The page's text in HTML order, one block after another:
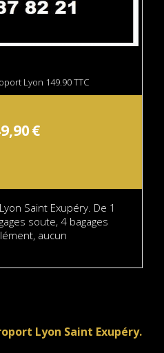
Lyon 149.90 TTC
€
Saint Exupéry. De 1
soute, 4 bagages
aucun
Lyon Saint Exupéry.